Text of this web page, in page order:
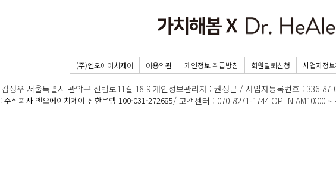
(주)엔오에이치제이 이용약관 개인정보 취급방침 회원탈퇴신청 사업자정
성우 서울특별시 관악구 신림로11길 18-9 개인정보관리자 : 권성근 / 사업자등록번호 : 336-
주식회사 엔오에이치제이 신한은행 100-031-272685/ 고객센터 : 070-8271-1744 OPEN AM10:00